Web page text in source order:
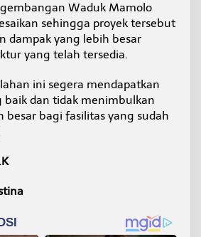
Waduk Mamolo
sehingga proyek tersebut
dampak yang lebih besar
yang telah tersedia.
ini segera mendapatkan
baik dan tidak menimbulkan
besar bagi fasilitas yang sudah